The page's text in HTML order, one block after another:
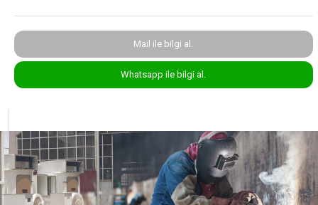
Mail ile bilgi al.
Whatsapp ile bilgi al.